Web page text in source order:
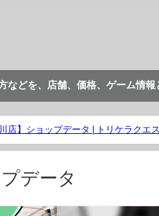
どを、店舗、価格、ゲーム情報
店】ショップデータ | トリケラクエ
データ